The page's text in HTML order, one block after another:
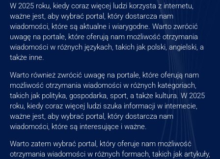
W 2025 roku, kiedy coraz więcej ludzi korzysta z internetu,
ważne jest, aby wybrać portal, który dostarcza nam
wiadomości, które są aktualne i wiarygodne. Warto zwrócić
uwagę na portale, które oferują nam możliwość otrzymania
wiadomości w różnych językach, takich jak polski, angielski, a
także inne.
Warto również zwrócić uwagę na portale, które oferują nam
możliwość otrzymania wiadomości w różnych kategoriach,
takich jak polityka, gospodarka, sport, a także kultura. W 2025
roku, kiedy coraz więcej ludzi szuka informacji w internecie,
ważne jest, aby wybrać portal, który dostarcza nam
wiadomości, które są interesujące i ważne.
Warto zatem wybrać portal, który oferuje nam możliwość
otrzymania wiadomości w różnych formach, takich jak artykuły,